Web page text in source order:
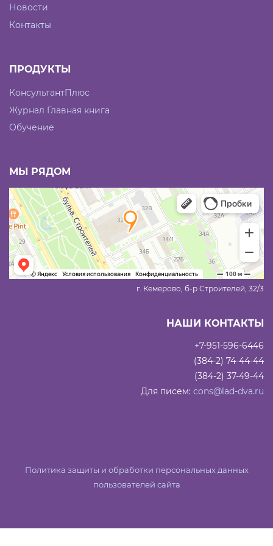
Новости
Контакты
ПРОДУКТЫ
КонсультантПлюс
Журнал Главная книга
Обучение
МЫ РЯДОМ
г. Кемерово, б-р Строителей, 32/3
НАШИ КОНТАКТЫ
+7-951-596-6446
(384-2) 74-44-44
(384-2) 37-49-44
Для писем: cons@lad-dva.ru
Политика защиты и обработки персональных данных
пользователей сайта